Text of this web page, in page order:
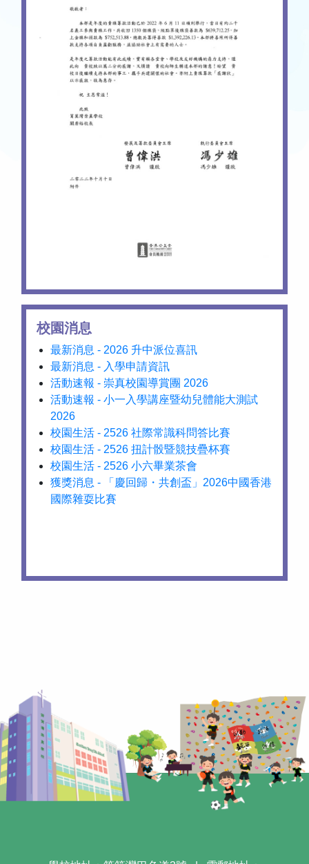
校園消息
最新消息 - 2026 升中派位喜訊
最新消息 - 入學申請資訊
活動速報 - 崇真校園導賞團 2026
活動速報 - 小一入學講座暨幼兒體能大測試
2026
校園生活 - 2526 社際常識科問答比賽
校園生活 - 2526 扭計骰暨競技疊杯賽
校園生活 - 2526 小六畢業茶會
獲獎消息 - 「慶回歸・共創盃」2026中國香港
國際雜耍比賽